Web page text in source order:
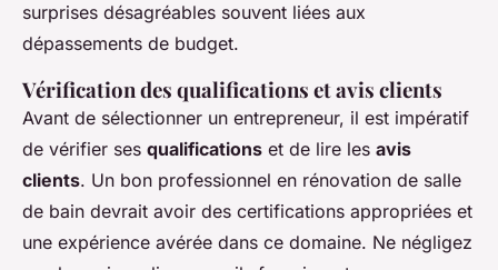
surprises désagréables souvent liées aux
dépassements de budget.
Vérification des qualifications et avis clients
Avant de sélectionner un entrepreneur, il est impératif
de vérifier ses qualifications et de lire les avis
clients. Un bon professionnel en rénovation de salle
de bain devrait avoir des certifications appropriées et
une expérience avérée dans ce domaine. Ne négligez